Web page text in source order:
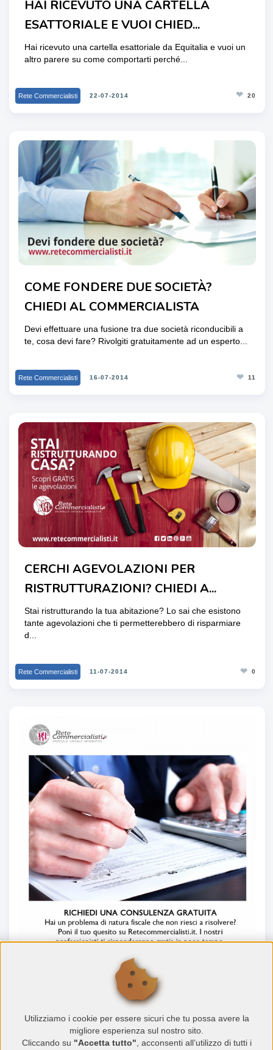
HAI RICEVUTO UNA CARTELLA
ESATTORIALE E VUOI CHIED...
Hai ricevuto una cartella esattoriale da Equitalia e vuoi un
altro parere su come comportarti perché...
Rete Commercialisti 22-07-2014 ❤ 20
COME FONDERE DUE SOCIETÀ?
CHIEDI AL COMMERCIALISTA
Devi effettuare una fusione tra due società riconducibili a
te, cosa devi fare? Rivolgiti gratuitamente ad un esperto...
Rete Commercialisti 16-07-2014 ❤ 11
CERCHI AGEVOLAZIONI PER
RISTRUTTURAZIONI? CHIEDI A...
Stai ristrutturando la tua abitazione? Lo sai che esistono
tante agevolazioni che ti permetterebbero di risparmiare
d...
Rete Commercialisti 11-07-2014 ❤ 0
RICHIEDI UNA CONSULENZA
GRATUITA SU RETECOMMERCIAL...
Hai un problema di natura fiscale che non riesci a
risolvere? Poni il tuo quesito su Retecommercialisti.it
Utilizziamo i cookie per essere sicuri che tu possa avere la
migliore esperienza sul nostro sito.
Cliccando su "Accetta tutto" , acconsenti all’utilizzo di tutti i